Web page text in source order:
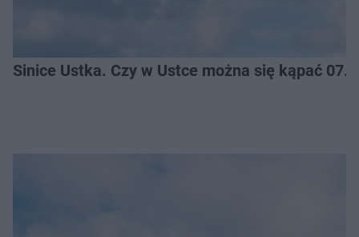
Sinice Ustka. Czy w Ustce można się kąpać